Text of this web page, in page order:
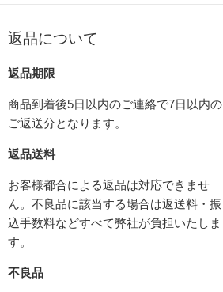
返品について
返品期限
商品到着後5日以内のご連絡で7日以内の
ご返送分となります。
返品送料
お客様都合による返品は対応できませ
ん。不良品に該当する場合は返送料・振
込手数料などすべて弊社が負担いたしま
す。
不良品